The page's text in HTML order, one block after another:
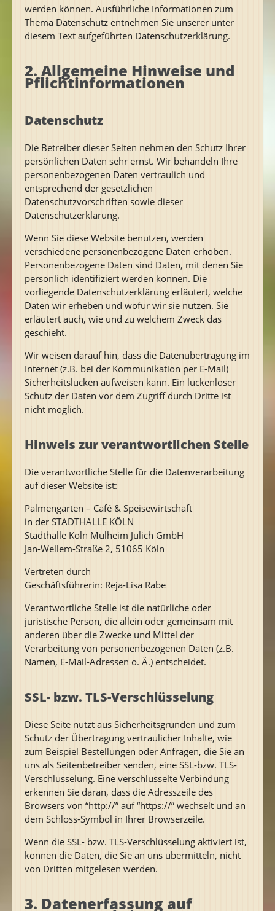
werden können. Ausführliche Informationen zum
Thema Datenschutz entnehmen Sie unserer unter
diesem Text aufgeführten Datenschutzerklärung.
2. Allgemeine Hinweise und
Pflichtinformationen
Datenschutz
Die Betreiber dieser Seiten nehmen den Schutz Ihrer
persönlichen Daten sehr ernst. Wir behandeln Ihre
personenbezogenen Daten vertraulich und
entsprechend der gesetzlichen
Datenschutzvorschriften sowie dieser
Datenschutzerklärung.
Wenn Sie diese Website benutzen, werden
verschiedene personenbezogene Daten erhoben.
Personenbezogene Daten sind Daten, mit denen Sie
persönlich identifiziert werden können. Die
vorliegende Datenschutzerklärung erläutert, welche
Daten wir erheben und wofür wir sie nutzen. Sie
erläutert auch, wie und zu welchem Zweck das
geschieht.
Wir weisen darauf hin, dass die Datenübertragung im
Internet (z.B. bei der Kommunikation per E-Mail)
Sicherheitslücken aufweisen kann. Ein lückenloser
Schutz der Daten vor dem Zugriff durch Dritte ist
nicht möglich.
Hinweis zur verantwortlichen Stelle
Die verantwortliche Stelle für die Datenverarbeitung
auf dieser Website ist:
Palmengarten – Café & Speisewirtschaft
in der STADTHALLE KÖLN
Stadthalle Köln Mülheim Jülich GmbH
Jan-Wellem-Straße 2, 51065 Köln
Vertreten durch
Geschäftsführerin: Reja-Lisa Rabe
Verantwortliche Stelle ist die natürliche oder
juristische Person, die allein oder gemeinsam mit
anderen über die Zwecke und Mittel der
Verarbeitung von personenbezogenen Daten (z.B.
Namen, E-Mail-Adressen o. Ä.) entscheidet.
SSL- bzw. TLS-Verschlüsselung
Diese Seite nutzt aus Sicherheitsgründen und zum
Schutz der Übertragung vertraulicher Inhalte, wie
zum Beispiel Bestellungen oder Anfragen, die Sie an
uns als Seitenbetreiber senden, eine SSL-bzw. TLS-
Verschlüsselung. Eine verschlüsselte Verbindung
erkennen Sie daran, dass die Adresszeile des
Browsers von “http://” auf “https://” wechselt und an
dem Schloss-Symbol in Ihrer Browserzeile.
Wenn die SSL- bzw. TLS-Verschlüsselung aktiviert ist,
können die Daten, die Sie an uns übermitteln, nicht
von Dritten mitgelesen werden.
3. Datenerfassung auf